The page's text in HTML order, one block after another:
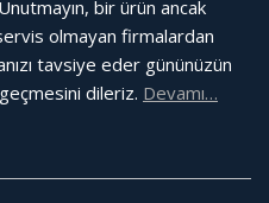
bir ürün ancak
olmayan firmalardan
tavsiye eder gününüzün
dileriz. Devamı…